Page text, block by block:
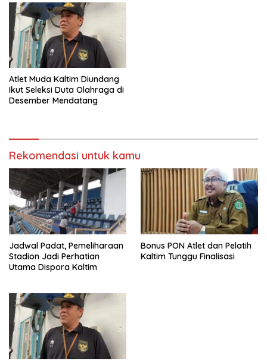
Atlet Muda Kaltim Diundang
Ikut Seleksi Duta Olahraga di
Desember Mendatang
Rekomendasi untuk kamu
Jadwal Padat, Pemeliharaan
Stadion Jadi Perhatian
Utama Dispora Kaltim
Bonus PON Atlet dan Pelatih
Kaltim Tunggu Finalisasi